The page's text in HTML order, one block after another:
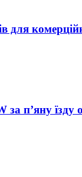
для
за п’яну